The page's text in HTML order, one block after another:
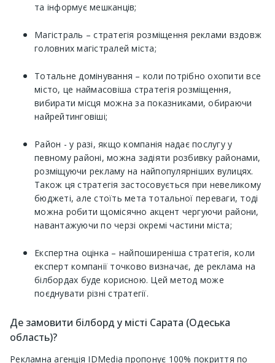
та інформує мешканців;
Магістраль – стратегія розміщення реклами вздовж
головних магістралей міста;
Тотальне домінування – коли потрібно охопити все
місто, це наймасовіша стратегія розміщення,
вибирати місця можна за показниками, обираючи
найрейтинговіші;
Район - у разі, якщо компанія надає послугу у
певному районі, можна задіяти розбивку районами,
розміщуючи рекламу на найпопулярніших вулицях.
Також ця стратегія застосовується при невеликому
бюджеті, але стоїть мета тотальної переваги, тоді
можна робити щомісячно акцент чергуючи райони,
навантажуючи по черзі окремі частини міста;
Експертна оцінка – найпоширеніша стратегія, коли
експерт компанії точково визначає, де реклама на
білбордах буде корисною. Цей метод може
поєднувати різні стратегії.
Де замовити білборд у місті Сарата (Одеська
область)?
Рекламна агенція IDMedia пропонує 100% покриття по